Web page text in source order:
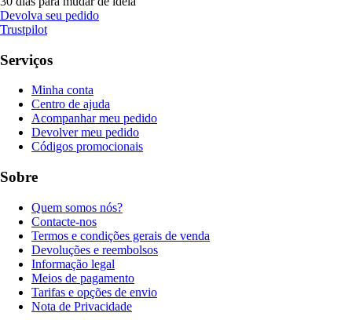
Devolva seu pedido
Trustpilot
Serviços
Minha conta
Centro de ajuda
Acompanhar meu pedido
Devolver meu pedido
Códigos promocionais
Sobre
Quem somos nós?
Contacte-nos
Termos e condições gerais de venda
Devoluções e reembolsos
Informação legal
Meios de pagamento
Tarifas e opções de envio
Nota de Privacidade